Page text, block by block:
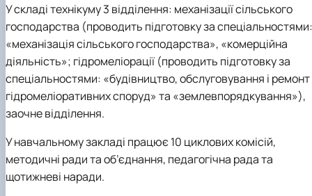
У складі технікуму 3 відділення: механізації сільського
господарства (проводить підготовку за спеціальностями:
«механізація сільського господарства», «комерційна
діяльність»; гідромеліорації (проводить підготовку за
спеціальностями: «будівництво, обслуговування і ремонт
гідромеліоративних споруд» та «землевпорядкування»),
заочне відділення.
У навчальному закладі працює 10 циклових комісій,
методичні ради та об’єднання, педагогічна рада та
щотижневі наради.